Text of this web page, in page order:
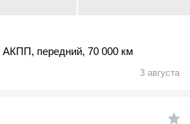
АКПП, передний, 70 000 км
3 августа